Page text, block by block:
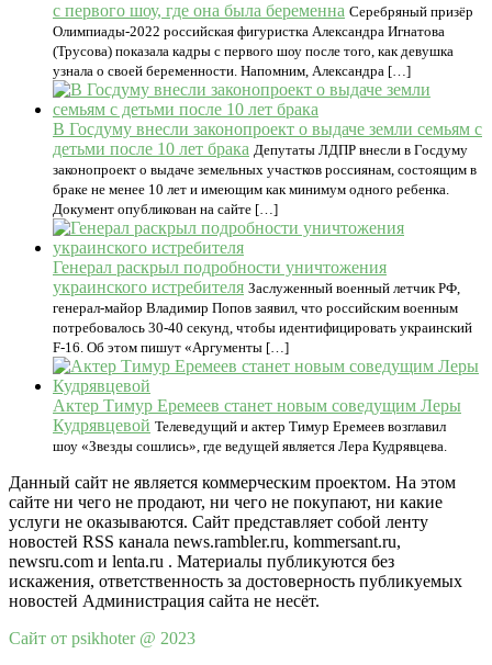
с первого шоу, где она была беременна Серебряный призёр
Олимпиады-2022 российская фигуристка Александра Игнатова
(Трусова) показала кадры с первого шоу после того, как девушка
узнала о своей беременности. Напомним, Александра […]
В Госдуму внесли законопроект о выдаче земли семьям с
детьми после 10 лет брака Депутаты ЛДПР внесли в Госдуму
законопроект о выдаче земельных участков россиянам, состоящим в
браке не менее 10 лет и имеющим как минимум одного ребенка.
Документ опубликован на сайте […]
Генерал раскрыл подробности уничтожения
украинского истребителя Заслуженный военный летчик РФ,
генерал-майор Владимир Попов заявил, что российским военным
потребовалось 30-40 секунд, чтобы идентифицировать украинский
F-16. Об этом пишут «Аргументы […]
Актер Тимур Еремеев станет новым соведущим Леры
Кудрявцевой Телеведущий и актер Тимур Еремеев возглавил
шоу «Звезды сошлись», где ведущей является Лера Кудрявцева.
Данный сайт не является коммерческим проектом. На этом
сайте ни чего не продают, ни чего не покупают, ни какие
услуги не оказываются. Сайт представляет собой ленту
новостей RSS канала news.rambler.ru, kommersant.ru,
newsru.com и lenta.ru . Материалы публикуются без
искажения, ответственность за достоверность публикуемых
новостей Администрация сайта не несёт.
Сайт от psikhoter @ 2023